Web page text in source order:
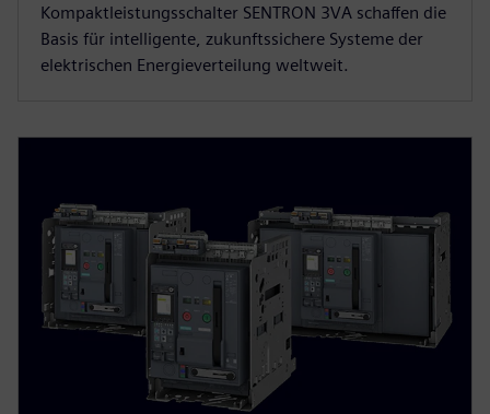
Kompaktleistungsschalter SENTRON 3VA schaffen die
Basis für intelligente, zukunftssichere Systeme der
elektrischen Energieverteilung weltweit.